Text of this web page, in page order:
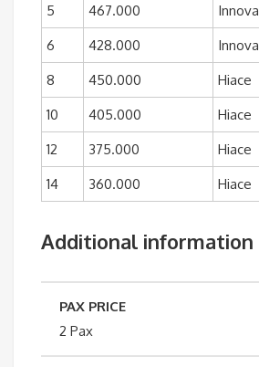
5
467.000
Innova
6
428.000
Innova
8
450.000
Hiace
10
405.000
Hiace
12
375.000
Hiace
14
360.000 Hiace
Additional information
PAX PRICE
2 Pax